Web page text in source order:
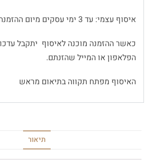
איסוף עצמי: עד 3 ימי עסקים מיום ההזמנה
כאשר ההזמנה מוכנה לאיסוף יתקבל
הפלאפון או המייל שהזנתם.
האיסוף מפתח תקווה בתיאום מראש
תיאור